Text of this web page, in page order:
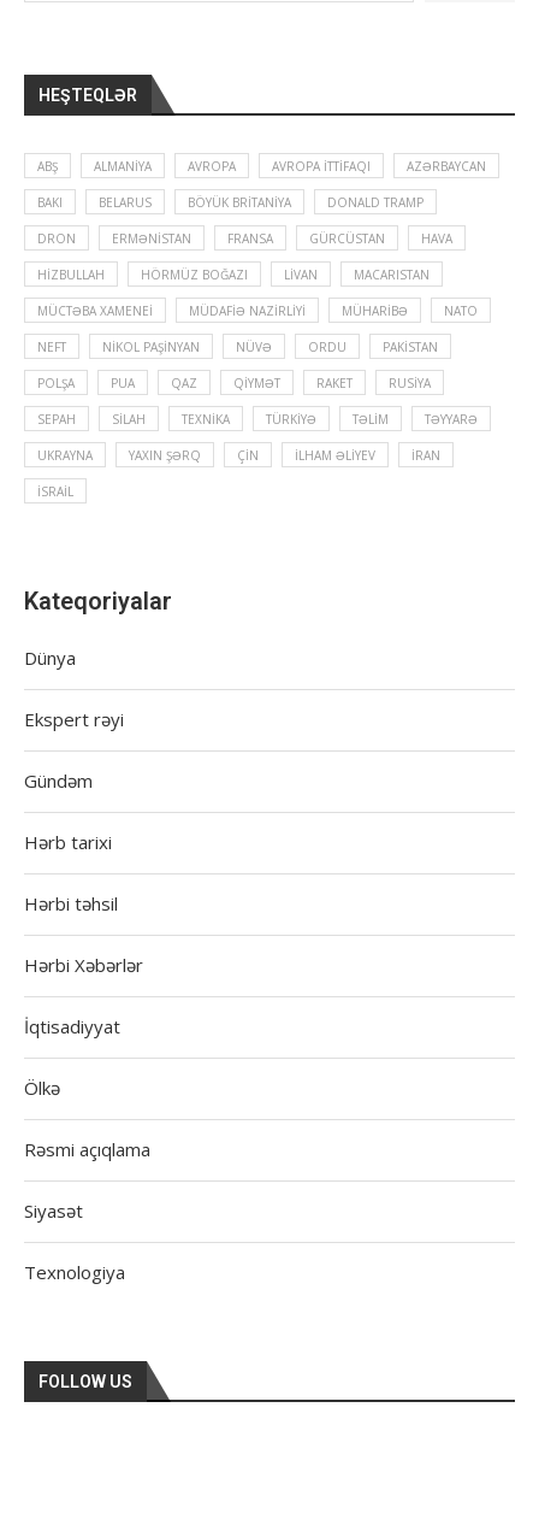
HEŞTEQLƏR
ABŞ ALMANIYA AVROPA AVROPA İTTIFAQI AZƏRBAYCAN
BAKI BELARUS BÖYÜK BRITANIYA DONALD TRAMP
DRON ERMƏNISTAN FRANSA GÜRCÜSTAN HAVA
HIZBULLAH HÖRMÜZ BOĞAZI LIVAN MACARISTAN
MÜCTƏBA XAMENEI MÜDAFIƏ NAZIRLIYI MÜHARIBƏ NATO
NEFT NIKOL PAŞINYAN NÜVƏ ORDU PAKISTAN
POLŞA PUA QAZ QIYMƏT RAKET RUSIYA
SEPAH SILAH TEXNIKA TÜRKIYƏ TƏLIM TƏYYARƏ
UKRAYNA YAXIN ŞƏRQ ÇIN İLHAM ƏLIYEV İRAN
İSRAIL
Kateqoriyalar
Dünya
Ekspert rəyi
Gündəm
Hərb tarixi
Hərbi təhsil
Hərbi Xəbərlər
İqtisadiyyat
Ölkə
Rəsmi açıqlama
Siyasət
Texnologiya
FOLLOW US